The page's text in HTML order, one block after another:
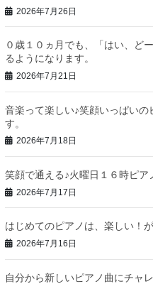
2026年7月26日
０歳１０ヵ月でも、「はい、ど
るようになります。
2026年7月21日
音楽って楽しい♪笑顔いっぱいの
す。
2026年7月18日
笑顔で通える♪火曜日１６時ピア
2026年7月17日
はじめてのピアノは、楽しい！
2026年7月16日
自分から新しいピアノ曲にチャ